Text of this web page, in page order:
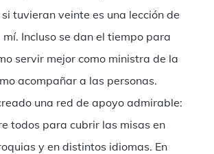
tuvieran veinte es una lección de
Incluso se dan el tiempo para
servir mejor como ministra de la
acompañar a las personas.
una red de apoyo admirable:
todos para cubrir las misas en
y en distintos idiomas. En